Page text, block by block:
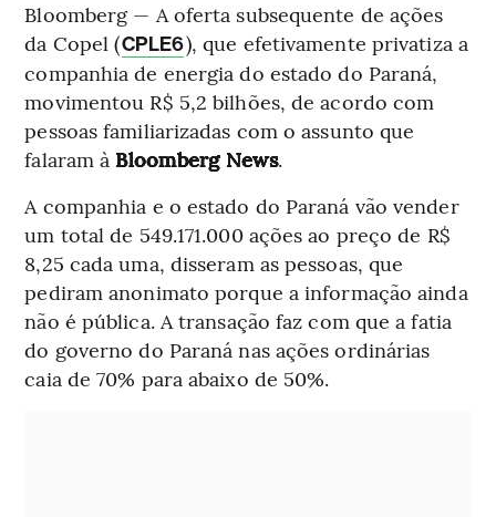
Bloomberg — A oferta subsequente de ações
da Copel (CPLE6), que efetivamente privatiza a
companhia de energia do estado do Paraná,
movimentou R$ 5,2 bilhões, de acordo com
pessoas familiarizadas com o assunto que
falaram à Bloomberg News.
A companhia e o estado do Paraná vão vender
um total de 549.171.000 ações ao preço de R$
8,25 cada uma, disseram as pessoas, que
pediram anonimato porque a informação ainda
não é pública. A transação faz com que a fatia
do governo do Paraná nas ações ordinárias
caia de 70% para abaixo de 50%.